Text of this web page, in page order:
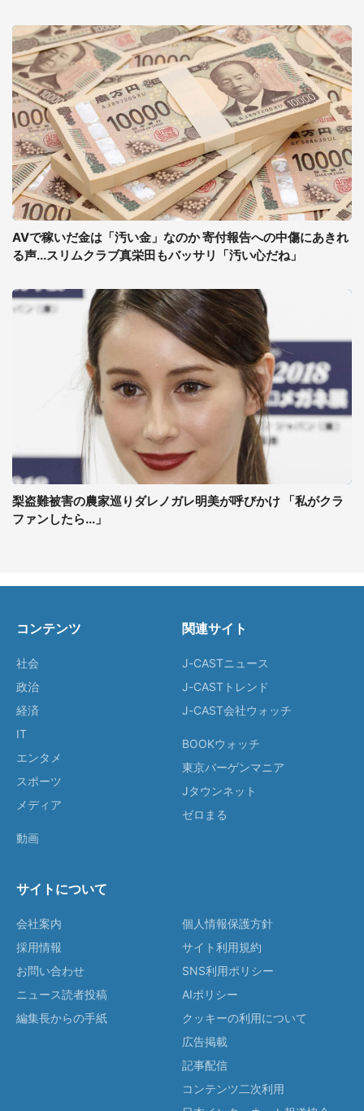
AVで稼いだ金は「汚い金」なのか 寄付報告への中傷にあきれ
る声...スリムクラブ真栄田もバッサリ「汚い心だね」
梨盗難被害の農家巡りダレノガレ明美が呼びかけ 「私がクラ
ファンしたら...」
コンテンツ
社会
政治
経済
IT
エンタメ
スポーツ
メディア
動画
関連サイト
J-CASTニュース
J-CASTトレンド
J-CAST会社ウォッチ
BOOKウォッチ
東京バーゲンマニア
Jタウンネット
ゼロまる
サイトについて
会社案内
採用情報
お問い合わせ
ニュース読者投稿
編集長からの手紙
個人情報保護方針
サイト利用規約
SNS利用ポリシー
AIポリシー
クッキーの利用について
広告掲載
記事配信
コンテンツ二次利用